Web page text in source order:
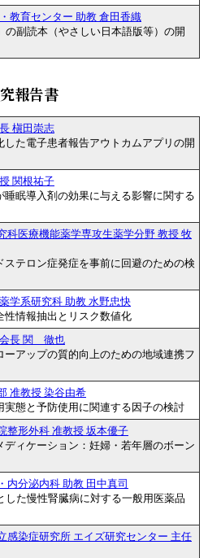
教育センター 助教 倉田香織
の副読本（やさしい日本語版等）の開
報告書
槇田崇志
た電子患者報告アウトカムアプリの開
関根祐子
睡眠導入剤の効果に与える影響に関する
科医療機能薬学専攻生薬学分野 教授 牧
テロン症発症を事前に回避のための検
学系研究科 助教 水野忠快
性情報抽出とリスク数値化
会長 関 徹也
アップの質的向上のための地域連携フ
准教授 染谷由希
実態と予防使用に関連する因子の検討
整形外科 准教授 坂本優子
ディケーション：妊婦・若年層のボーン
内分泌内科 助教 田中真司
した慢性腎臓病に対する一般用医薬品
感染症研究所 エイズ研究センター 主任